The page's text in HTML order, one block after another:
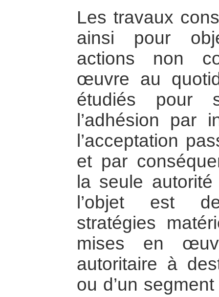
Les travaux
ainsi pour
actions non
œuvre au
étudiés pour
l’adhésion par
l’acceptation
et par
la seule
l’objet est
stratégies
mises en
autoritaire à
ou d’un